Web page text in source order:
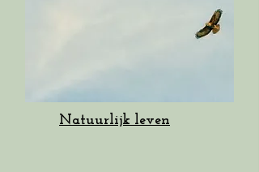
Natuurlijk leven